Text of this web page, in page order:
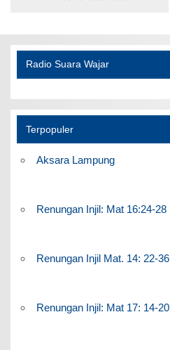
Radio Suara Wajar
Terpopuler
Aksara Lampung
Renungan Injil: Mat 16:24-28
Renungan Injil Mat. 14: 22-36
Renungan Injil: Mat 17: 14-20